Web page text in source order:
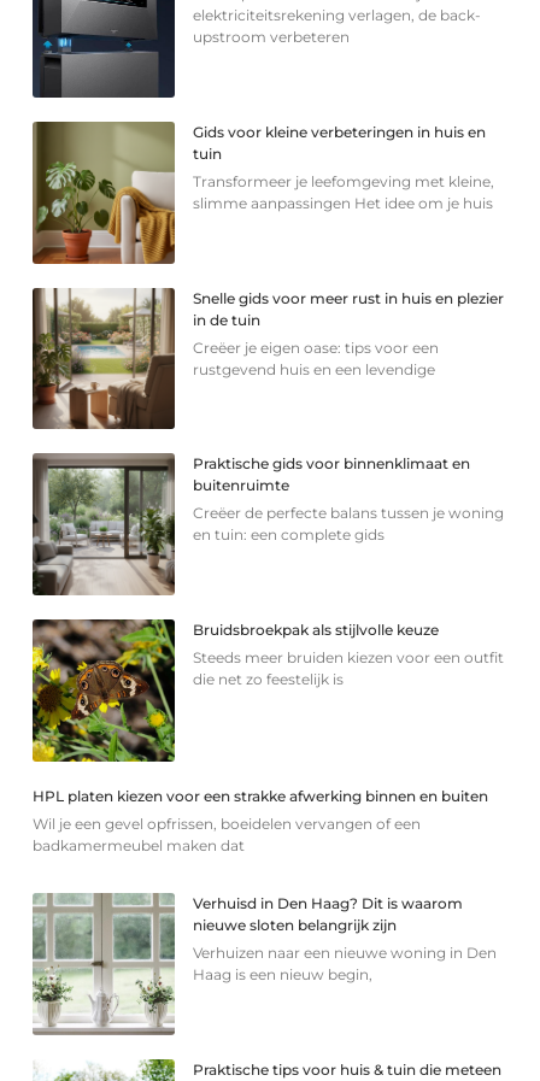
elektriciteitsrekening verlagen, de back-
upstroom verbeteren
Gids voor kleine verbeteringen in huis en
tuin
Transformeer je leefomgeving met kleine,
slimme aanpassingen Het idee om je huis
Snelle gids voor meer rust in huis en plezier
in de tuin
Creëer je eigen oase: tips voor een
rustgevend huis en een levendige
Praktische gids voor binnenklimaat en
buitenruimte
Creëer de perfecte balans tussen je woning
en tuin: een complete gids
Bruidsbroekpak als stijlvolle keuze
Steeds meer bruiden kiezen voor een outfit
die net zo feestelijk is
HPL platen kiezen voor een strakke afwerking binnen en buiten
Wil je een gevel opfrissen, boeidelen vervangen of een
badkamermeubel maken dat
Verhuisd in Den Haag? Dit is waarom
nieuwe sloten belangrijk zijn
Verhuizen naar een nieuwe woning in Den
Haag is een nieuw begin,
Praktische tips voor huis & tuin die meteen